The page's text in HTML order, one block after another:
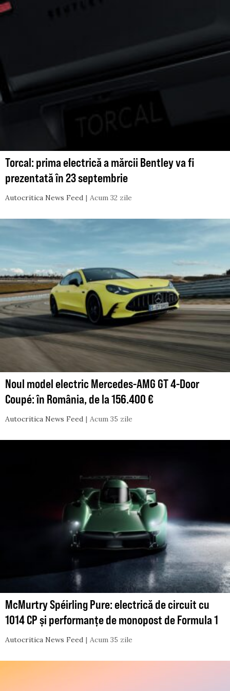
Torcal: prima electrică a mărcii Bentley va fi
prezentată în 23 septembrie
Autocritica News Feed Acum 32 zile
Noul model electric Mercedes-AMG GT 4-Door
Coupé: în România, de la 156.400 €
Autocritica News Feed Acum 35 zile
McMurtry Spéirling Pure: electrică de circuit cu
1014 CP și performanțe de monopost de Formula 1
Autocritica News Feed Acum 35 zile